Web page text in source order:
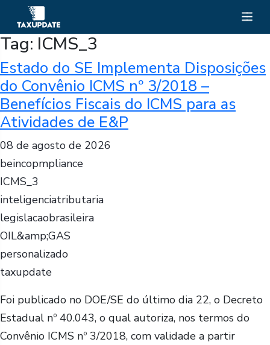
Tag: ICMS_3
Estado do SE Implementa Disposições
do Convênio ICMS nº 3/2018 –
Benefícios Fiscais do ICMS para as
Atividades de E&P
08 de agosto de 2026
beincopmpliance
ICMS_3
inteligenciatributaria
legislacaobrasileira
OIL&amp;GAS
personalizado
taxupdate
Foi publicado no DOE/SE do último dia 22, o Decreto
Estadual nº 40.043, o qual autoriza, nos termos do
Convênio ICMS nº 3/2018, com validade a partir